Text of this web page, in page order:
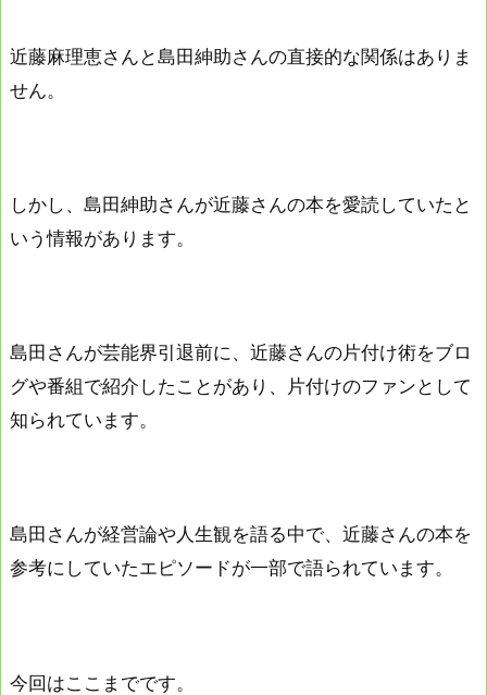
近藤麻理恵さんと島田紳助さんの直接的な関係はありま
せん。
しかし、島田紳助さんが近藤さんの本を愛読していたと
いう情報があります。
島田さんが芸能界引退前に、近藤さんの片付け術をブロ
グや番組で紹介したことがあり、片付けのファンとして
知られています。
島田さんが経営論や人生観を語る中で、近藤さんの本を
参考にしていたエピソードが一部で語られています。
今回はここまでです。